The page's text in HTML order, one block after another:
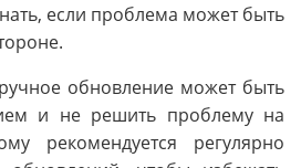
если проблема может быть
обновление может быть
и не решить проблему на
рекомендуется регулярно